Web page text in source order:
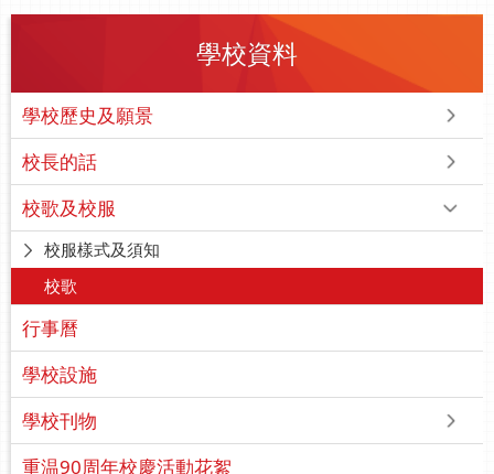
學校資料
學校歷史及願景
校長的話
校歌及校服
校服樣式及須知
校歌
行事曆
學校設施
學校刊物
重温90周年校慶活動花絮